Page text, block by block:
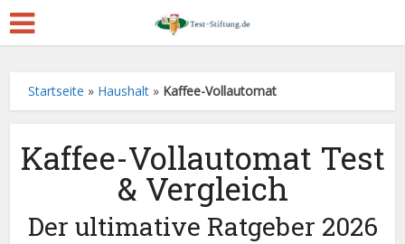
Startseite » Haushalt » Kaffee-Vollautomat
Kaffee-Vollautomat Test
& Vergleich
Der ultimative Ratgeber 2026